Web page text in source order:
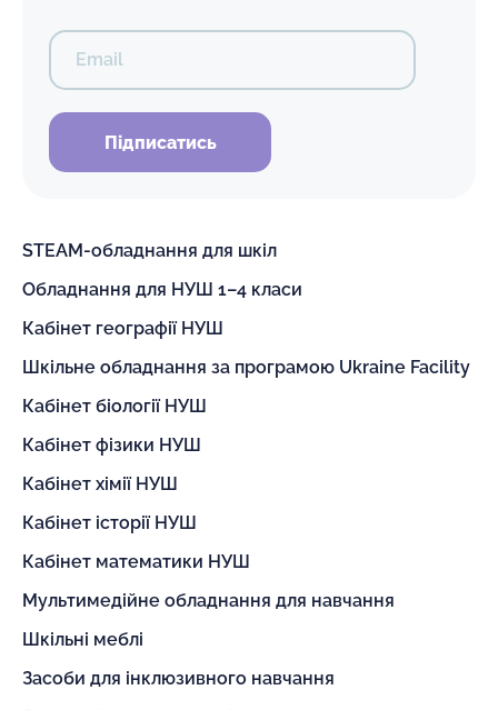
Email
Підписатись
STEAM-обладнання для шкіл
Обладнання для НУШ 1–4 класи
Кабінет географії НУШ
Шкільне обладнання за програмою Ukraine Facility
Кабінет біології НУШ
Кабінет фізики НУШ
Кабінет хімії НУШ
Кабінет історії НУШ
Кабінет математики НУШ
Мультимедійне обладнання для навчання
Шкільні меблі
Засоби для інклюзивного навчання